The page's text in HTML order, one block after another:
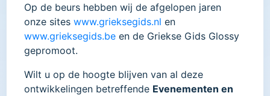
Op de beurs hebben wij de afgelopen jaren
onze sites www.grieksegids.nl en
www.grieksegids.be en de Griekse Gids Glossy
gepromoot.
Wilt u op de hoogte blijven van al deze
ontwikkelingen betreffende Evenementen en